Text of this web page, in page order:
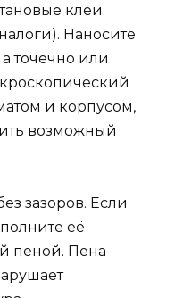
клеи
Наносите
точечно или
и корпусом,
возможный
зазоров. Если
её
пеной. Пена